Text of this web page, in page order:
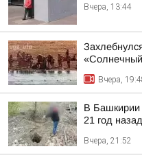
Вчера, 13:44
Вчера,
В Башкирии
21 год
Вчера, 21:52